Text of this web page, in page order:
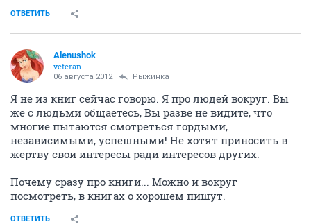
ОТВЕТИТЬ
Alenushok
veteran
06 августа 2012 Рыжинка
Я не из книг сейчас говорю. Я про людей вокруг. Вы
же с людьми общаетесь, Вы разве не видите, что
многие пытаются смотреться гордыми,
независимыми, успешными! Не хотят приносить в
жертву свои интересы ради интересов других.
Почему сразу про книги... Можно и вокруг
посмотреть, в книгах о хорошем пишут.
ОТВЕТИТЬ